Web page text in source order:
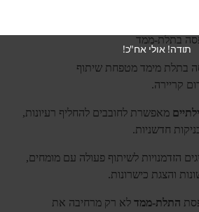
בתלת-ממד
בתלת מימד מטפחת שיתוף
קריירה.
מאפשרת לחובבים להחליף רעיונות,
חדשניות.
הזדמנויות לשיתוף פעולה עם מומחים,
והצגת כישרונות.
התלת-ממד לא רק מרחיבה את
תודה! אולי אח"כ!